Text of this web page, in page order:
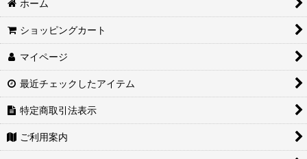
ホーム
ショッピングカート
マイページ
最近チェックしたアイテム
特定商取引法表示
ご利用案内